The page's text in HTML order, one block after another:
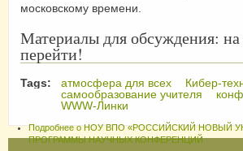
московскому времени.
Материалы для обсуждения:
перейти!
Tags: атмосфера для всех
Кибер-
самообразование учителя
WWW-Линки
Подробнеео НОУ ВПО «РОССИЙСКИЙ НОВЫЙ
ПРОГРАММЫ НАУЧНЫХ КОНФЕРЕНЦИЙ